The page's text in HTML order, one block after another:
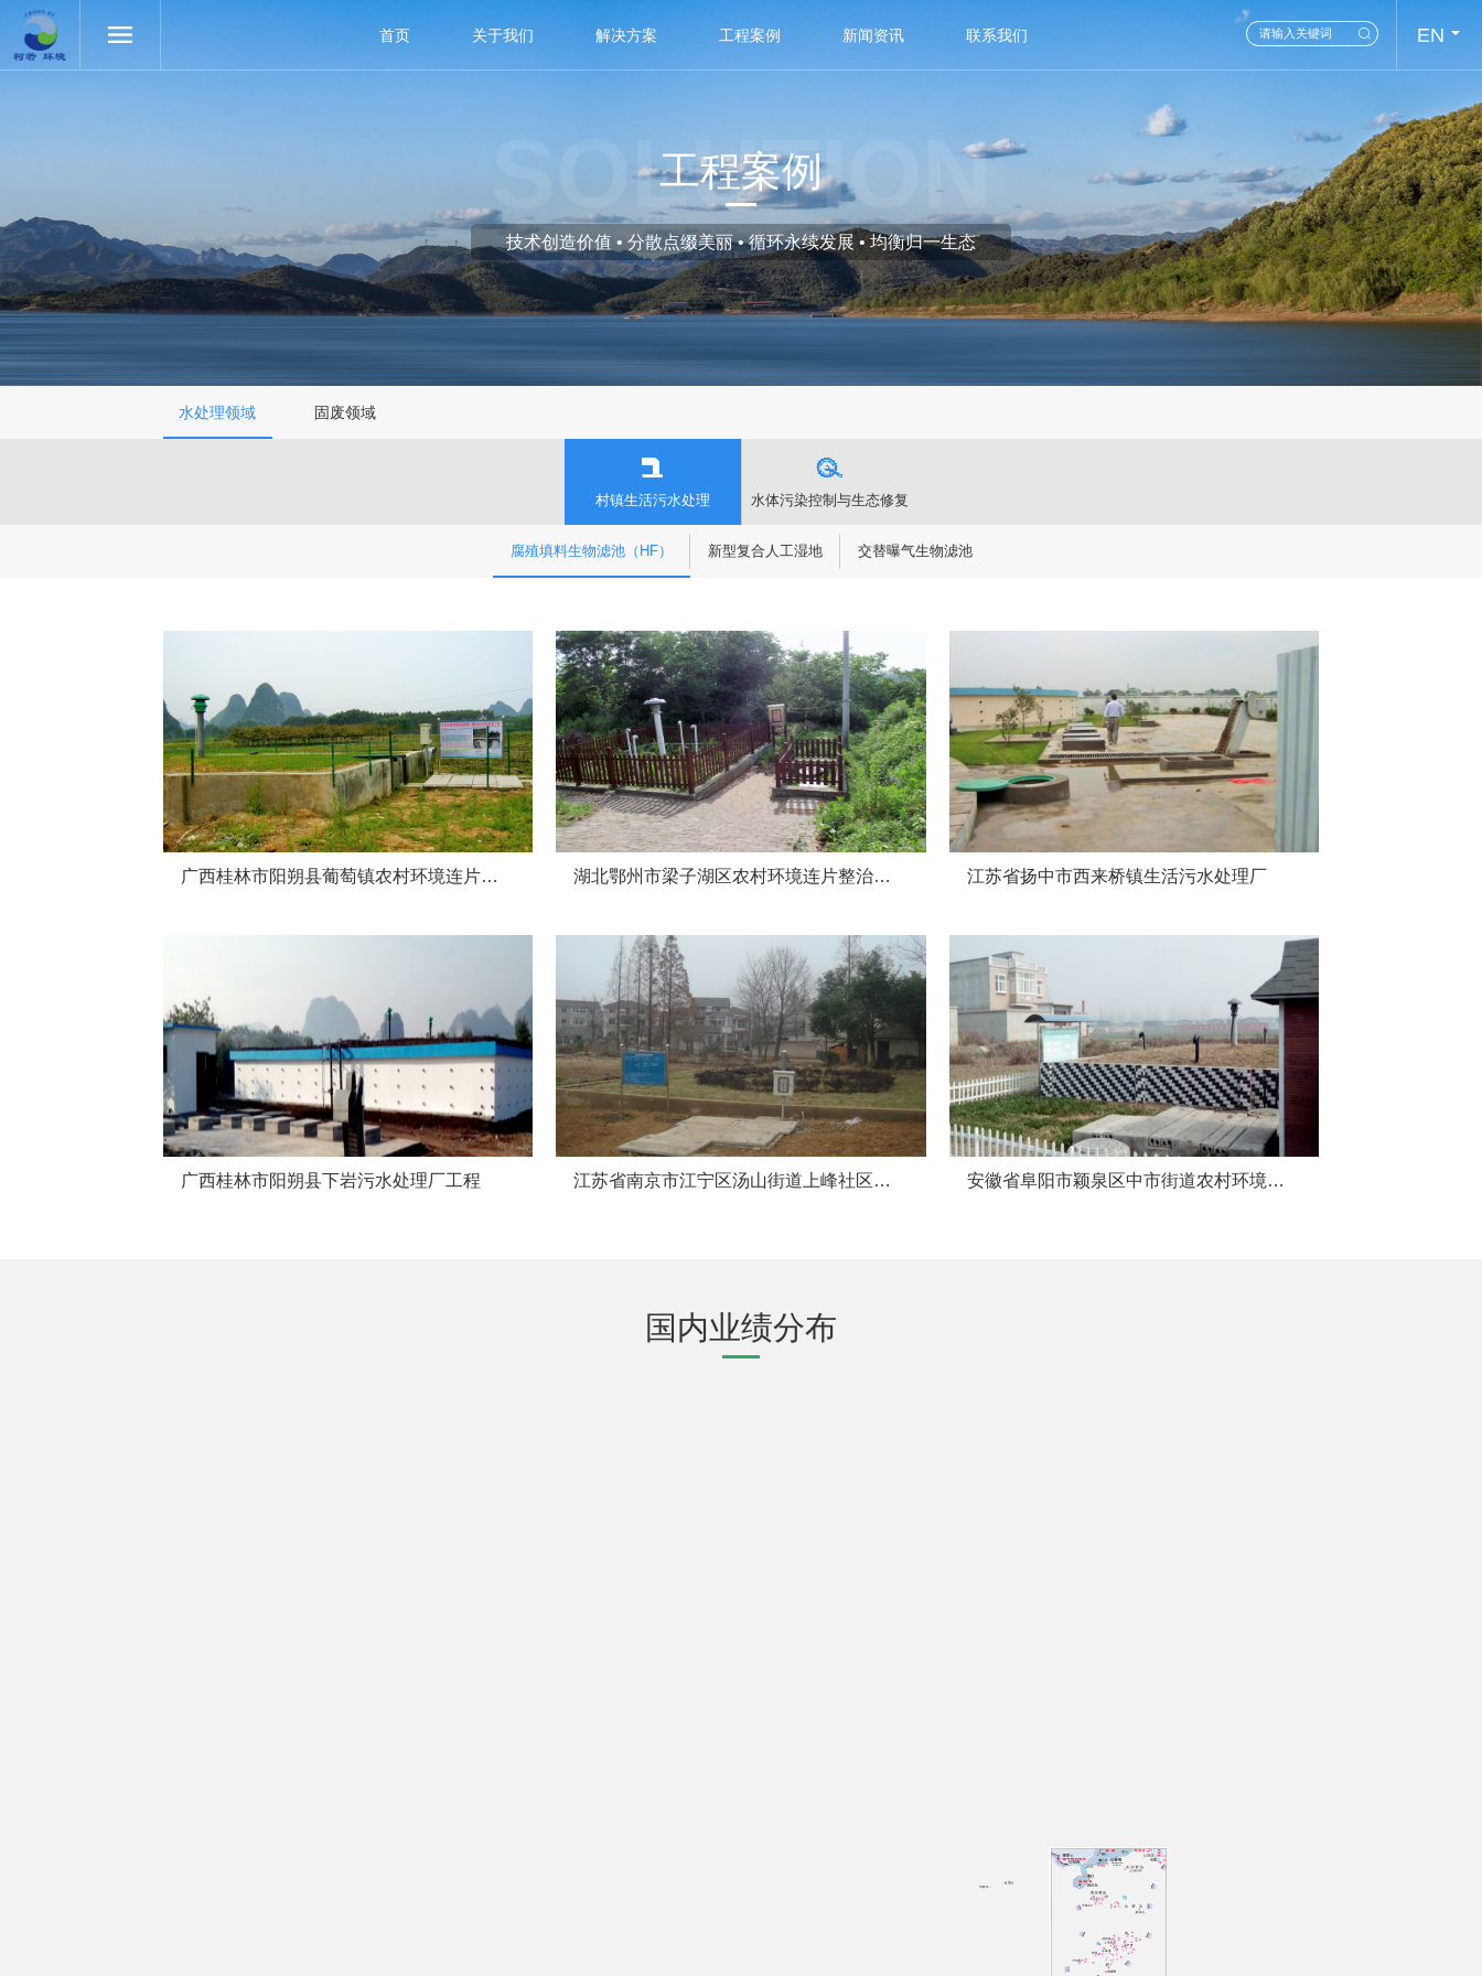
首页 关于我们 解决方案 工程案例 新闻资讯 联系我们
EN
SOLUTION
工程案例
技术创造价值 • 分散点缀美丽 • 循环永续发展 • 均衡归一生态
水处理领域 固废领域
村镇生活污水处理 水体污染控制与生态修复
腐殖填料生物滤池（HF） 新型复合人工湿地 交替曝气生物滤池
广西桂林市阳朔县葡萄镇农村环境连片整治项目生活污水处理工程 湖北鄂州市梁子湖区农村环境连片整治项目生活污水处理工程 江苏省扬中市西来桥镇生活污水处理厂
广西桂林市阳朔县下岩污水处理厂工程 江苏省南京市江宁区汤山街道上峰社区农村环境连片整治工程 安徽省阜阳市颖泉区中市街道农村环境连片整治项目生活污水处理工程
国内业绩分布